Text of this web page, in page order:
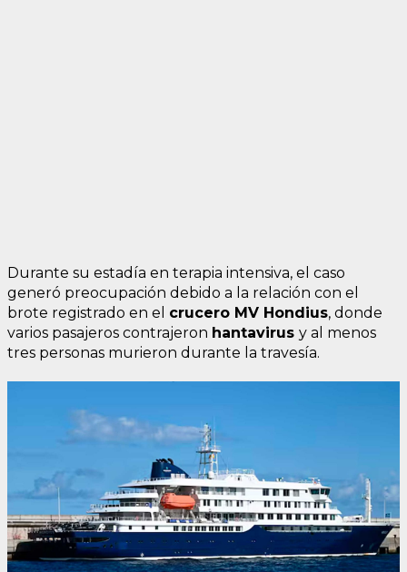
Durante su estadía en terapia intensiva, el caso
generó preocupación debido a la relación con el
brote registrado en el crucero MV Hondius, donde
varios pasajeros contrajeron hantavirus y al menos
tres personas murieron durante la travesía.